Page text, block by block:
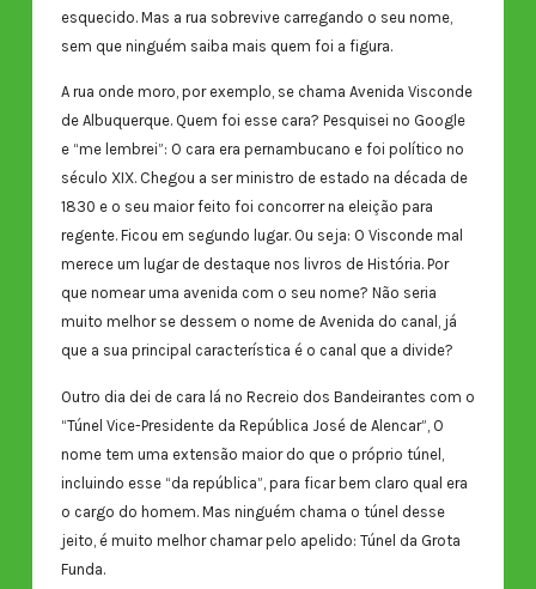
esquecido. Mas a rua sobrevive carregando o seu nome,
sem que ninguém saiba mais quem foi a figura.
A rua onde moro, por exemplo, se chama Avenida Visconde
de Albuquerque. Quem foi esse cara? Pesquisei no Google
e “me lembrei”: O cara era pernambucano e foi político no
século XIX. Chegou a ser ministro de estado na década de
1830 e o seu maior feito foi concorrer na eleição para
regente. Ficou em segundo lugar. Ou seja: O Visconde mal
merece um lugar de destaque nos livros de História. Por
que nomear uma avenida com o seu nome? Não seria
muito melhor se dessem o nome de Avenida do canal, já
que a sua principal característica é o canal que a divide?
Outro dia dei de cara lá no Recreio dos Bandeirantes com o
“Túnel Vice-Presidente da República José de Alencar”, O
nome tem uma extensão maior do que o próprio túnel,
incluindo esse “da república”, para ficar bem claro qual era
o cargo do homem. Mas ninguém chama o túnel desse
jeito, é muito melhor chamar pelo apelido: Túnel da Grota
Funda.